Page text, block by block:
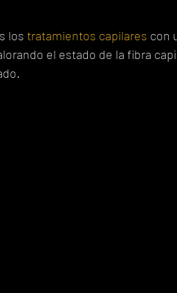
los tratamientos capilares con
el estado de la fibra